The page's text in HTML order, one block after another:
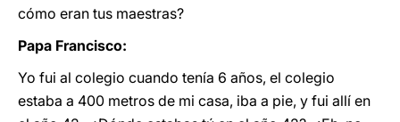
cómo eran tus maestras?
Papa Francisco:
Yo fui al colegio cuando tenía 6 años, el colegio
estaba a 400 metros de mi casa, iba a pie, y fui allí en